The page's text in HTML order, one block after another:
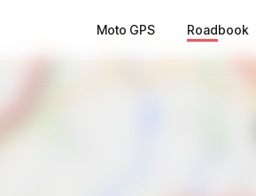
Moto GPS Roadbook